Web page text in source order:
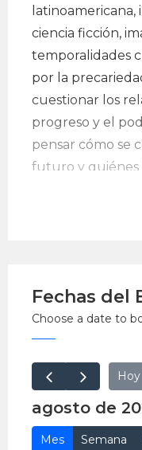
ciencia ficción,
temporalidades
por la
cuestionar los
progreso y el
pensar cómo se
futuro y quiénes
EntradaLibre.
Fechas del
Choose a date to
Hoy
agosto de
Mes Semana